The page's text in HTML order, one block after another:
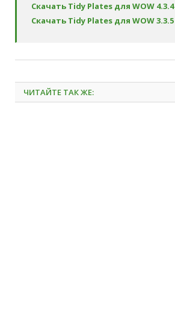
Скачать Tidy Plates для WOW 4.3.4
Скачать Tidy Plates для WOW 3.3.5
ЧИТАЙТЕ ТАК ЖЕ: